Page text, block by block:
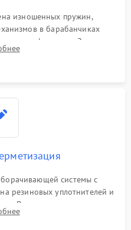
изношенных пружин,
в барабанчиках
в трансфокаторе. Замена
сетки или восстановление
системы с
резиновых уплотнителей и
Вакуумирование корпуса
азотом или аргоном для